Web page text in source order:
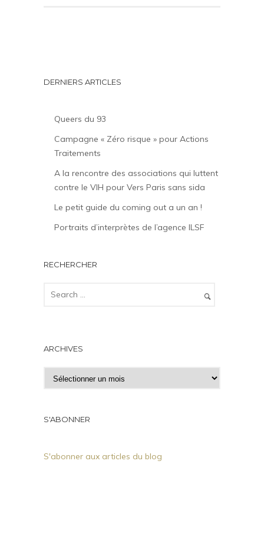
DERNIERS ARTICLES
Queers du 93
Campagne « Zéro risque » pour Actions
Traitements
A la rencontre des associations qui luttent
contre le VIH pour Vers Paris sans sida
Le petit guide du coming out a un an !
Portraits d’interprètes de l’agence ILSF
RECHERCHER
ARCHIVES
r
h
e
S'ABONNER
S'abonner aux articles du blog